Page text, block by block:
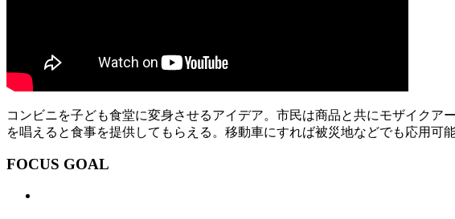
コンビニを子ども食堂に変身させるアイデア。市民は商品と共にモザイク
を唱えると食事を提供してもらえる。移動車にすれば被災地などでも応用可能
FOCUS GOAL